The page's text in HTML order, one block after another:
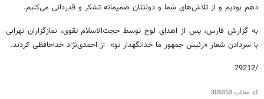
دهم بودیم و از تلاش‌های شما و دولتتان صمیمانه تشکر و قدردانی می‌کنیم.
به گزارش فارس، پس از اهدای لوح توسط حجت‌الاسلام تقوی، نمازگزاران تهرانی
با سردادن شعار «رئیس جمهور ما خدانگهدار تو» از احمدی‌نژاد خداحافظی کردند.
/29212
کد مطلب306353